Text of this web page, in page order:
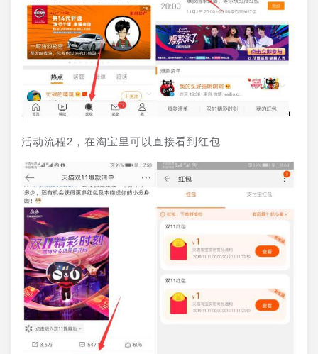
活动流程2，在淘宝里可以直接看到红包